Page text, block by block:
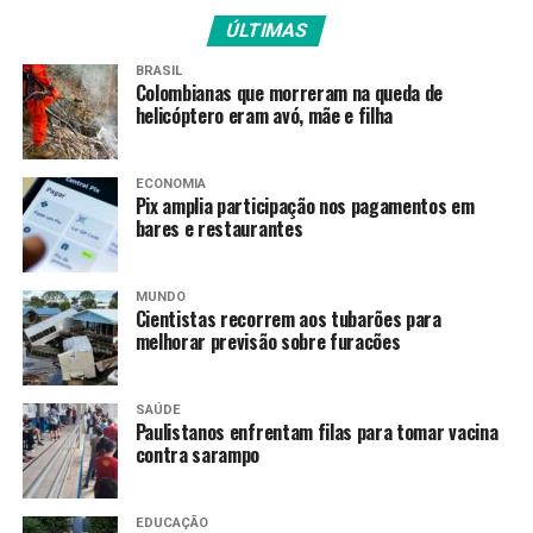
no Âmbito do Sistema Nacional de Vigilância Sanitária, e
o resultado confirmou a presença da bactéria na
amostra analisada”.
Orientação ao consumidor
A Anvisa orienta os consumidores que verifiquem sem
têm em casa unidades do lote LZ1 VAL 200127, fabricado
em 20/1/2026 e com validade até 20/01/2027. “Caso
tenham o produto em casa, não devem consumi-lo e
precisam aguardar as orientações públicas da empresa
sobre devolução e reembolso”.
“De acordo com as
informações apresentadas
pela empresa à Anvisa, o
recolhimento do produto
ÚLTIMAS
BRASIL
Colombianas que morreram na queda de
helicóptero eram avó, mãe e filha
ECONOMIA
Pix amplia participação nos pagamentos em
bares e restaurantes
MUNDO
Cientistas recorrem aos tubarões para
melhorar previsão sobre furacões
SAÚDE
Paulistanos enfrentam filas para tomar vacina
contra sarampo
EDUCAÇÃO